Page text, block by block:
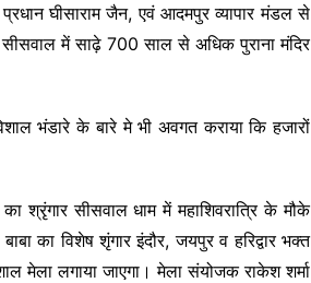
घीसाराम जैन, एवं आदमपुर व्यापार मंडल से
सीसवाल में साढ़े 700 साल से अधिक पुराना मंदिर
भंडारे के बारे मे भी अवगत कराया कि हजारों
श्रृंगार सीसवाल धाम में महाशिवरात्रि के मौके
का विशेष शृंगार इंदौर, जयपुर व हरिद्वार भक्त
मेला लगाया जाएगा। मेला संयोजक राकेश शर्मा